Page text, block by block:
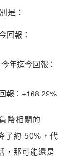
是：
回報：
年迄今回報：
報：+168.29%
幣相關的
了約 50%，代
，那可能還是